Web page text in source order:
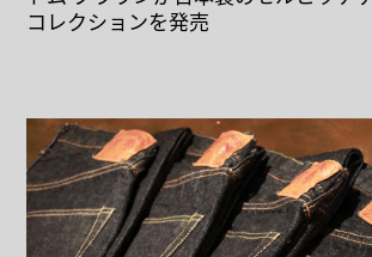
コレクションを発売